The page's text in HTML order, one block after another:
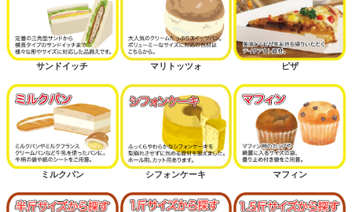
サンドイッチ マリトッツォ ピザ
ミルクパン シフォンケーキ マフィン